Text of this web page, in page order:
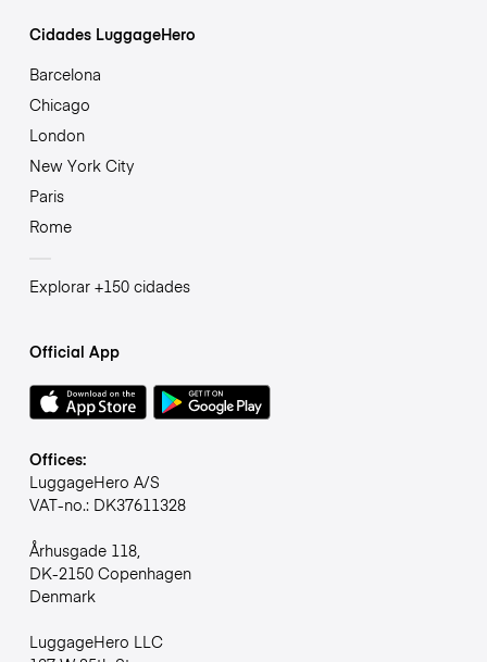
Cidades LuggageHero
Barcelona
Chicago
London
New York City
Paris
Rome
Explorar +150 cidades
Official App
Offices:
LuggageHero A/S
VAT-no.: DK37611328
Århusgade 118,
DK-2150 Copenhagen
Denmark
LuggageHero LLC